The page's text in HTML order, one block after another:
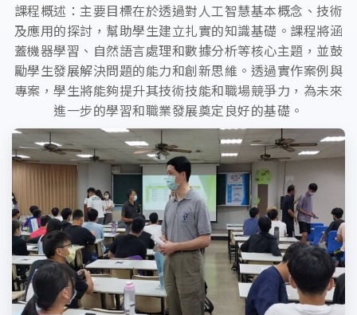
課程概述：主要目標在於透過對人工智慧基本概念、技術
及應用的探討，幫助學生建立扎實的知識基礎。課程將涵
蓋機器學習、自然語言處理和數據分析等核心主題，並鼓
勵學生發展解決問題的能力和創新思維。透過實作案例與
專案，學生將能夠提升其技術技能和職場競爭力，為未來
進一步的學習和職業發展奠定良好的基礎。